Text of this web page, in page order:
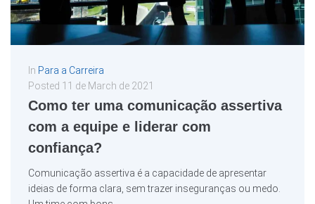
In Para a Carreira
Posted 11 de March de 2021
Como ter uma comunicação assertiva
com a equipe e liderar com
confiança?
Comunicação assertiva é a capacidade de apresentar
ideias de forma clara, sem trazer inseguranças ou medo.